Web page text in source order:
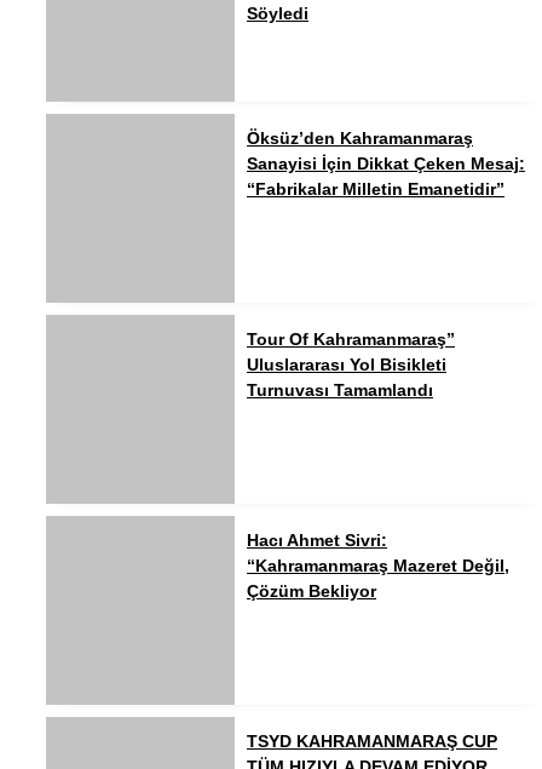
Söyledi
Öksüz’den Kahramanmaraş
Sanayisi İçin Dikkat Çeken Mesaj:
“Fabrikalar Milletin Emanetidir”
Tour Of Kahramanmaraş”
Uluslararası Yol Bisikleti
Turnuvası Tamamlandı
Hacı Ahmet Sivri:
“Kahramanmaraş Mazeret Değil,
Çözüm Bekliyor
TSYD KAHRAMANMARAŞ CUP